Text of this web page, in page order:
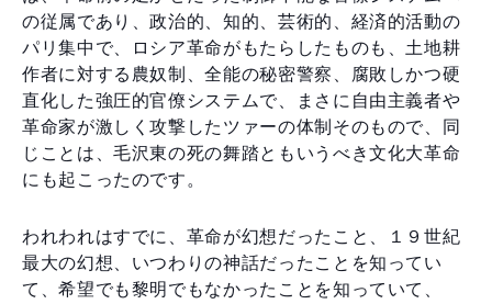
の従属であり、政治的、知的、芸術的、経済的活動の
パリ集中で、ロシア革命がもたらしたものも、土地耕
作者に対する農奴制、全能の秘密警察、腐敗しかつ硬
直化した強圧的官僚システムで、まさに自由主義者や
革命家が激しく攻撃したツァーの体制そのもので、同
じことは、毛沢東の死の舞踏ともいうべき文化大革命
にも起こったのです。
われわれはすでに、革命が幻想だったこと、１９世紀
最大の幻想、いつわりの神話だったことを知ってい
て、希望でも黎明でもなかったことを知っていて、